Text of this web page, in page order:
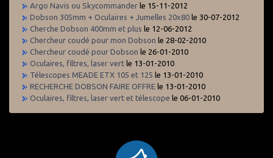
Argo Navis ou Skycommander le 15-11-2012
Dobson 305mm + Oculaires + Jumelles 20x80 le 30-07-2012
Cherche Dobson 400mm et plus le 12-06-2012
Chercheur coudé pour mon Dobson le 28-02-2010
Chercheur coudé pour Dobson le 26-01-2010
Oculaires, filtres, laser vert le 13-01-2010
Télescopes MEADE ETX 105 et 125 le 13-01-2010
RECHERCHE DOBSON FAIRE OFFRE le 13-01-2010
Oculaires, filtres, laser vert et télescope le 06-01-2010